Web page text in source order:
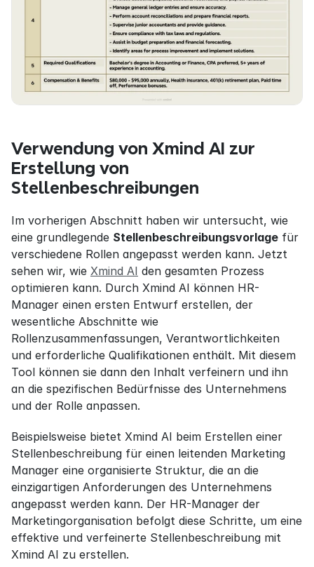
Verwendung von Xmind AI zur
Erstellung von
Stellenbeschreibungen
Im vorherigen Abschnitt haben wir untersucht, wie
eine grundlegende Stellenbeschreibungsvorlage für
verschiedene Rollen angepasst werden kann. Jetzt
sehen wir, wie Xmind AI den gesamten Prozess
optimieren kann. Durch Xmind AI können HR-
Manager einen ersten Entwurf erstellen, der
wesentliche Abschnitte wie
Rollenzusammenfassungen, Verantwortlichkeiten
und erforderliche Qualifikationen enthält. Mit diesem
Tool können sie dann den Inhalt verfeinern und ihn
an die spezifischen Bedürfnisse des Unternehmens
und der Rolle anpassen.
Beispielsweise bietet Xmind AI beim Erstellen einer
Stellenbeschreibung für einen leitenden Marketing
Manager eine organisierte Struktur, die an die
einzigartigen Anforderungen des Unternehmens
angepasst werden kann. Der HR-Manager der
Marketingorganisation befolgt diese Schritte, um eine
effektive und verfeinerte Stellenbeschreibung mit
Xmind AI zu erstellen.